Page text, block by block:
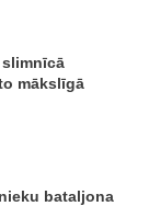
slimnīcā
mākslīgā
bataljona